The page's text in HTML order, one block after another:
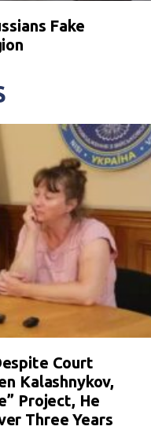
Fake
Court
Kalashnykov,
Project, He
Three Years